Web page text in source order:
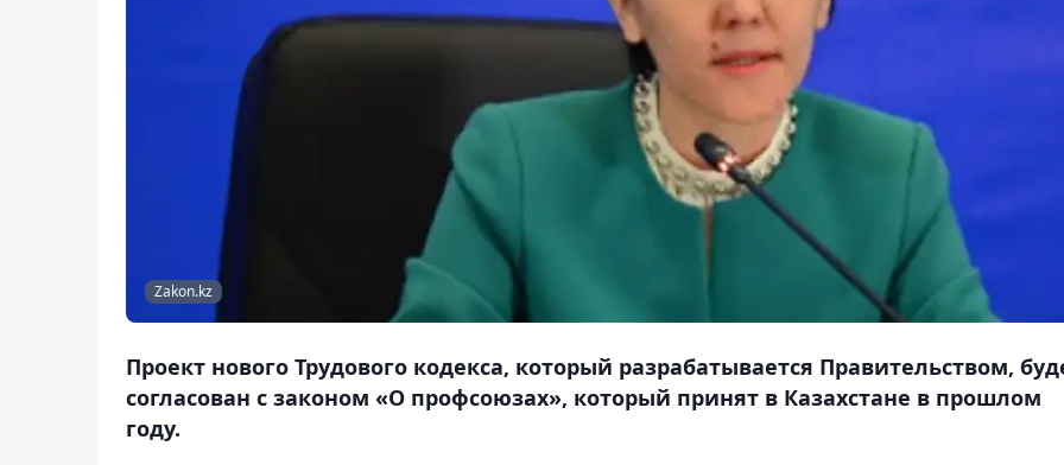
Zakon.kz
Проект нового Трудового кодекса, который разрабатывается Правительством,
согласован с законом «О профсоюзах», который принят в Казахстане в прошлом
году.